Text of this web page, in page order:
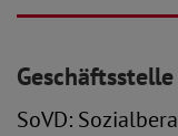
Geschäftsstelle
SoVD: